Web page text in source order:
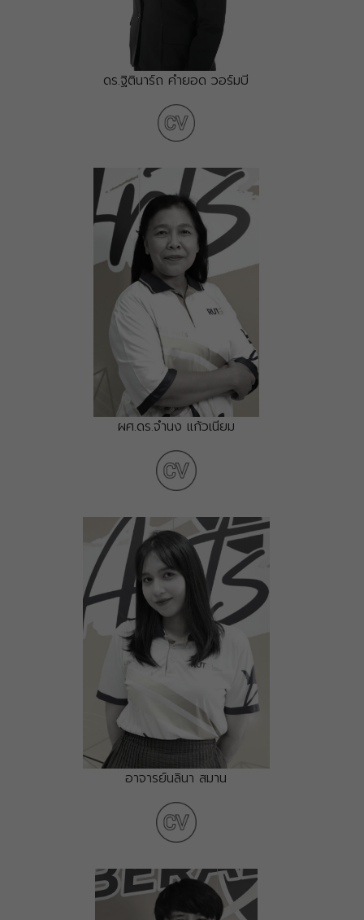
ดร.ฐิตินาร์ถ คำยอด วอร์มบี
ผศ.ดร.จำนง แก้วเนียม
อาจารย์นลินา สมาน